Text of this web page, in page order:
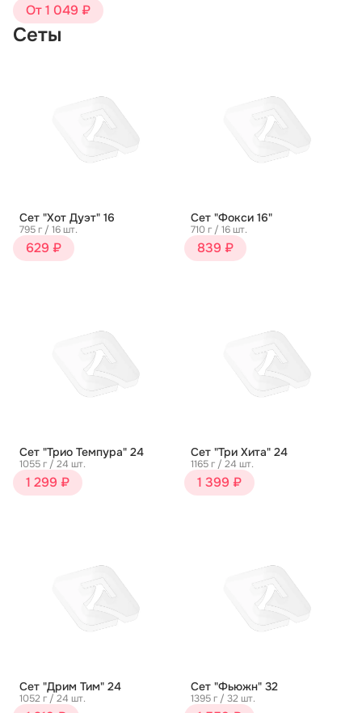
От 1 049 ₽
Сеты
Сет "Хот Дуэт" 16
795 г / 16 шт.
629 ₽
Сет "Фокси 16"
710 г / 16 шт.
839 ₽
Сет "Трио Темпура" 24
1055 г / 24 шт.
1 299 ₽
Сет "Три Хита" 24
1165 г / 24 шт.
1 399 ₽
Сет "Дрим Тим" 24
1052 г / 24 шт.
Сет "Фьюжн" 32
1395 г / 32 шт.